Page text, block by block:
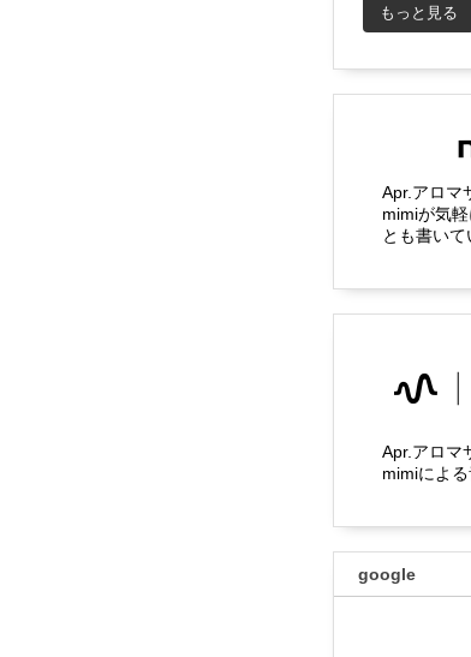
もっと見る
Apr.アロマ
mimiが気
とも書いて
Apr.アロマ
mimiによ
google